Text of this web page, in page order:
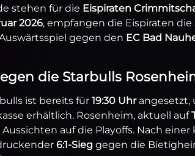
stehen für die Eispiraten
2026, empfangen die Eispiraten die
gegen den EC Bad
die Starbulls
ist bereits für 19:30 Uhrangesetzt,
erhältlich. Rosenheim, aktuell auf
Aussichten auf die Playoffs. Nach
6:1-Sieg gegen die